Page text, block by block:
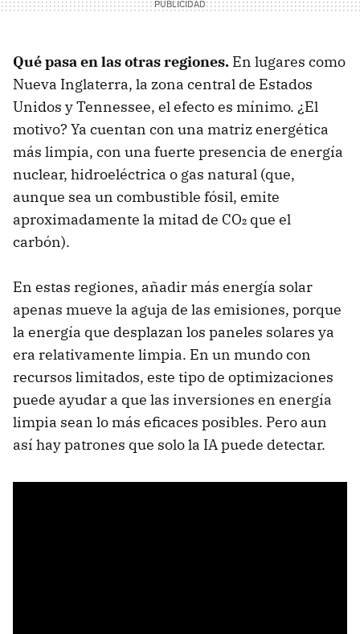
Qué pasa en las otras regiones. En lugares como
Nueva Inglaterra, la zona central de Estados
Unidos y Tennessee, el efecto es mínimo. ¿El
motivo? Ya cuentan con una matriz energética
más limpia, con una fuerte presencia de energía
nuclear, hidroeléctrica o gas natural (que,
aunque sea un combustible fósil, emite
aproximadamente la mitad de CO₂ que el
carbón).
En estas regiones, añadir más energía solar
apenas mueve la aguja de las emisiones, porque
la energía que desplazan los paneles solares ya
era relativamente limpia. En un mundo con
recursos limitados, este tipo de optimizaciones
puede ayudar a que las inversiones en energía
limpia sean lo más eficaces posibles. Pero aun
así hay patrones que solo la IA puede detectar.